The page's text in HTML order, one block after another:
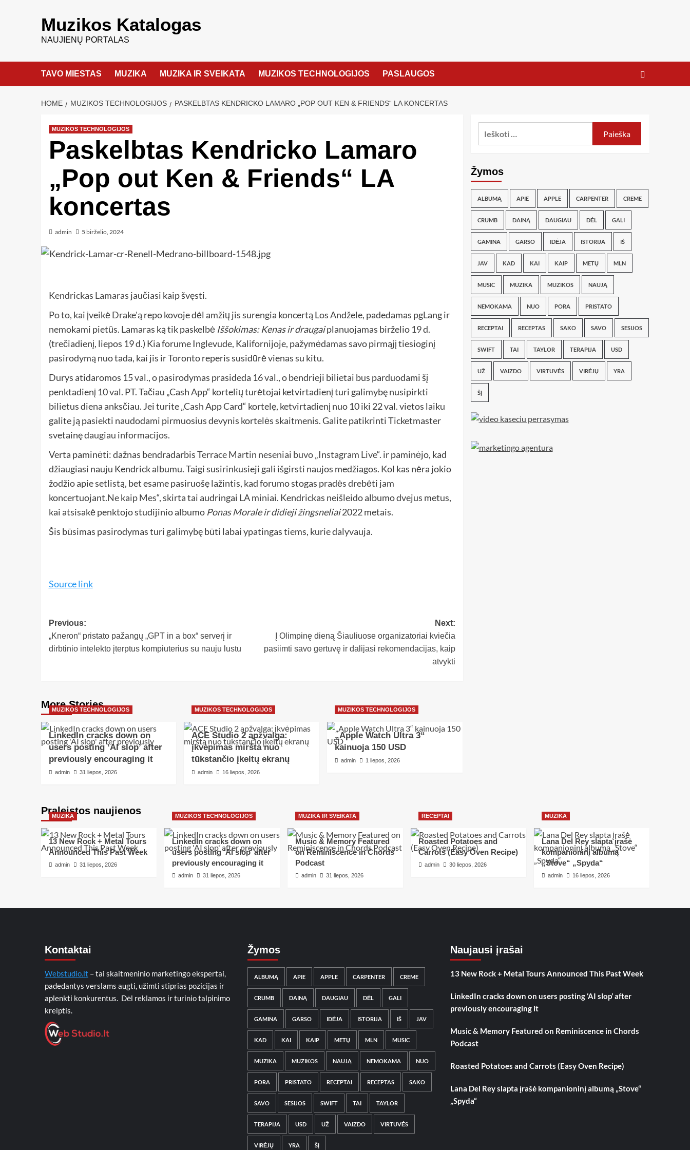
Muzikos Katalogas
NAUJIENŲ PORTALAS
TAVO MIESTAS MUZIKA MUZIKA IR SVEIKATA MUZIKOS TECHNOLOGIJOS PASLAUGOS
HOME MUZIKOS TECHNOLOGIJOS PASKELBTAS KENDRICKO LAMARO „POP OUT KEN & FRIENDS“ LA KONCERTAS
MUZIKOS TECHNOLOGIJOS
Paskelbtas Kendricko Lamaro
„Pop out Ken & Friends“ LA
koncertas
admin 5 birželio, 2024
Kendrickas Lamaras jaučiasi kaip švęsti.
Po to, kai įveikė Drake'ą repo kovoje dėl amžių jis surengia koncertą Los Andžele, padedamas pgLang ir
nemokami pietūs. Lamaras ką tik paskelbė Iššokimas: Kenas ir draugaiplanuojamas birželio 19 d.
(trečiadienį, liepos 19 d.) Kia forume Inglevude, Kalifornijoje, pažymėdamas savo pirmąjį tiesioginį
pasirodymą nuo tada, kai jis ir Toronto reperis susidūrė vienas su kitu.
Durys atidaromos 15 val., o pasirodymas prasideda 16 val., o bendrieji bilietai bus parduodami šį
penktadienį 10 val. PT. Tačiau „Cash App“ kortelių turėtojai ketvirtadienį turi galimybę nusipirkti
bilietus diena anksčiau. Jei turite „Cash App Card“ kortelę, ketvirtadienį nuo 10 iki 22 val. vietos laiku
galite ją pasiekti naudodami pirmuosius devynis kortelės skaitmenis. Galite patikrinti Ticketmaster
svetainędaugiau informacijos.
Verta paminėti: dažnas bendradarbisTerrace Martin neseniai buvo „Instagram Live“. ir paminėjo, kad
džiaugiasi nauju Kendrick albumu. Taigi susirinkusieji gali išgirsti naujos medžiagos. Kol kas nėra jokio
žodžio apie setlistą, bet esame pasiruošę lažintis, kad forumo stogas pradės drebėti jam
koncertuojant.Ne kaip Mes“, skirta tai audringai LA miniai. Kendrickas neišleido albumo dvejus metus,
kai atsisakė penktojo studijinio albumoPonas Morale ir didieji žingsneliai2022 metais.
Šis būsimas pasirodymas turi galimybę būti labai ypatingas tiems, kurie dalyvauja.
Source link
Previous:
„Kneron“ pristato pažangų „GPT in a box“ serverį ir
dirbtinio intelekto įterptus kompiuterius su nauju lustu
Next:
Į Olimpinę dieną Šiauliuose organizatoriai kviečia
pasiimti savo gertuvę ir dalijasi rekomendacijas, kaip
atvykti
More Stories
MUZIKOS TECHNOLOGIJOS
LinkedIn cracks down on
users posting ‘AI slop’ after
previously encouraging it
admin 31 liepos, 2026
MUZIKOS TECHNOLOGIJOS
ACE Studio 2 apžvalga:
įkvėpimas miršta nuo
tūkstančio įkeltų ekranų
admin 16 liepos, 2026
MUZIKOS TECHNOLOGIJOS
„Apple Watch Ultra 3“
kainuoja 150 USD
admin 1 liepos, 2026
Žymos
ALBUMĄ APIE APPLE CARPENTER CREME
CRUMB DAINĄ DAUGIAU DĖL GALI
GAMINA GARSO IDĖJA ISTORIJA IŠ
JAV KAD KAI KAIP METŲ MLN
MUSIC MUZIKA MUZIKOS NAUJĄ
NEMOKAMA NUO PORA PRISTATO
RECEPTAI RECEPTAS SAKO SAVO SESIJOS
SWIFT TAI TAYLOR TERAPIJA USD
UŽ VAIZDO VIRTUVĖS VIRĖJŲ YRA
ŠĮ
Praleistos naujienos
MUZIKA
13 New Rock + Metal Tours
Announced This Past Week
admin 31 liepos, 2026
MUZIKOS TECHNOLOGIJOS
LinkedIn cracks down on
users posting ‘AI slop’ after
previously encouraging it
admin 31 liepos, 2026
MUZIKA IR SVEIKATA
Music & Memory Featured
on Reminiscence in Chords
Podcast
admin 31 liepos, 2026
RECEPTAI
Roasted Potatoes and
Carrots (Easy Oven Recipe)
admin 30 liepos, 2026
MUZIKA
Lana Del Rey slapta įrašė
kompanioninį albumą
„Stove“ „Spyda“
admin 16 liepos, 2026
Kontaktai
Webstudio.lt – tai skaitmeninio marketingo ekspertai,
padedantys verslams augti, užimti stiprias pozicijas ir
aplenkti konkurentus. Dėl reklamos ir turinio talpinimo
kreiptis.
Žymos
ALBUMĄ APIE APPLE CARPENTER CREME
CRUMB DAINĄ DAUGIAU DĖL GALI
GAMINA GARSO IDĖJA ISTORIJA IŠ JAV
KAD KAI KAIP METŲ MLN MUSIC
MUZIKA MUZIKOS NAUJĄ NEMOKAMA NUO
PORA PRISTATO RECEPTAI RECEPTAS SAKO
SAVO SESIJOS SWIFT TAI TAYLOR
TERAPIJA USD UŽ VAIZDO VIRTUVĖS
VIRĖJŲ YRA ŠĮ
Naujausi įrašai
13 New Rock + Metal Tours Announced This Past Week
LinkedIn cracks down on users posting ‘AI slop’ after
previously encouraging it
Music & Memory Featured on Reminiscence in Chords
Podcast
Roasted Potatoes and Carrots (Easy Oven Recipe)
Lana Del Rey slapta įrašė kompanioninį albumą „Stove“
„Spyda“